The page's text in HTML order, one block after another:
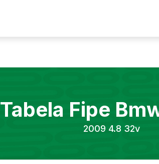
Tabela Fipe
2009 4.8 32v